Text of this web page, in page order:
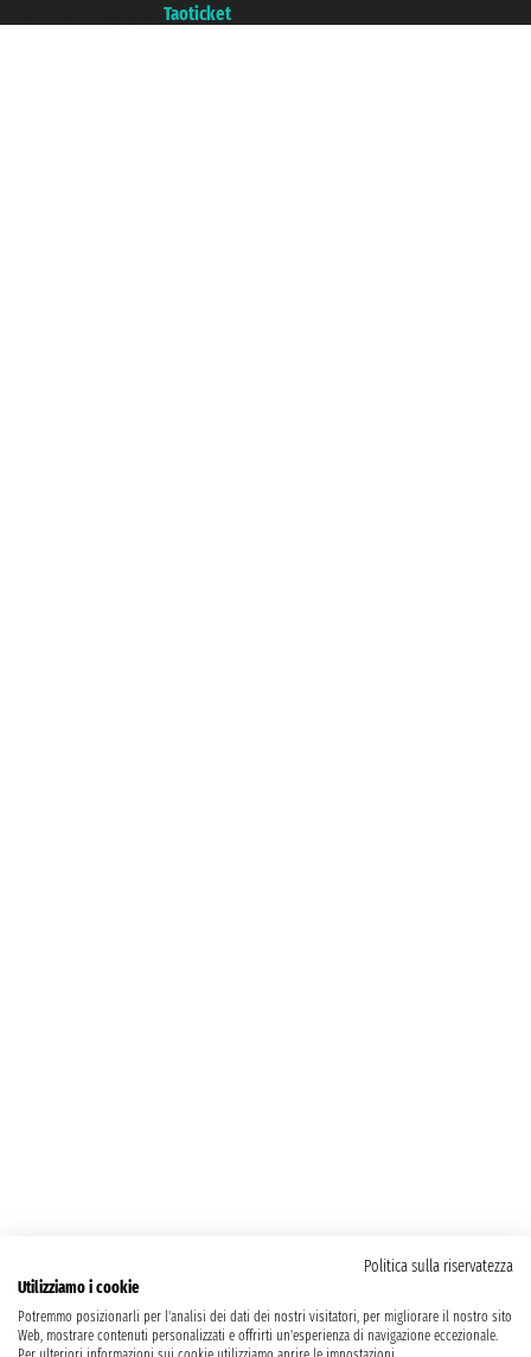
Taoticket
Politica sulla riservatezza
Utilizziamo i cookie
Potremmo posizionarli per l'analisi dei dati dei nostri visitatori, per migliorare il nostro sito
Web, mostrare contenuti personalizzati e offrirti un'esperienza di navigazione eccezionale.